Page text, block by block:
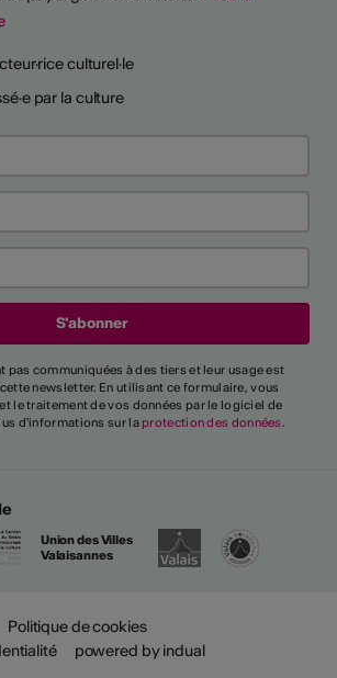
culturel·le
par la culture
pas communiquées à des tiers et leur usage est
newsletter. En utilisant ce formulaire, vous
le traitement de vos données par le logiciel de
d'informations sur la protection des données.
Union des Villes
Valaisannes
Politique de cookies
powered by indual